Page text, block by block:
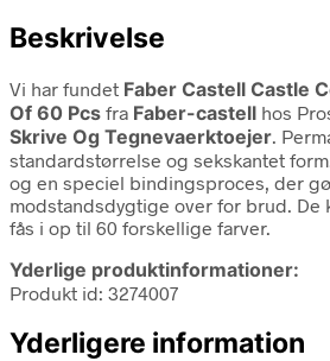
Beskrivelse
Vi har fundet Faber Castell Castle
Of 60 Pcs fra Faber-castell hos
Skrive Og Tegnevaerktoejer.
standardstørrelse og sekskantet
og en speciel bindingsproces, der
modstandsdygtige over for brud. De
fås i op til 60 forskellige farver.
Yderlige produktinformationer:
Produkt id: 3274007
Yderligere information